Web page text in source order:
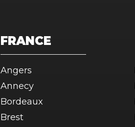
FRANCE
Angers
Annecy
Bordeaux
Brest